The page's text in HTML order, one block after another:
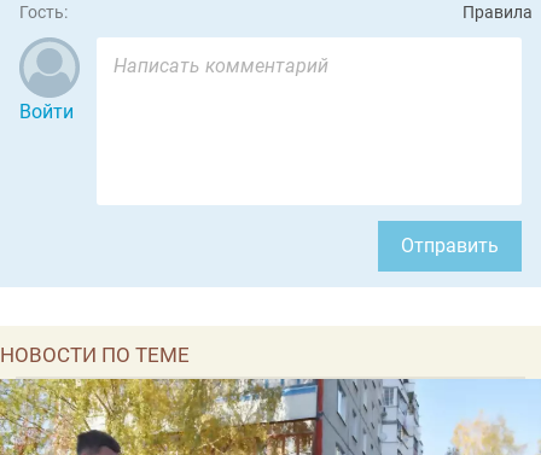
Гость: Правила
Войти
Отправить
НОВОСТИ ПО ТЕМЕ